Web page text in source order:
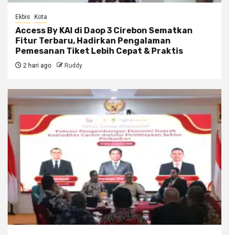
Ekbis Kota
Access By KAI di Daop 3 Cirebon Sematkan
Fitur Terbaru, Hadirkan Pengalaman
Pemesanan Tiket Lebih Cepat & Praktis
2 hari ago Ruddy